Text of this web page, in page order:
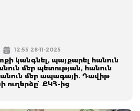
12:55 28-11-2025
կանգնել, պայքարել հանուն
մեր պետության, հանուն
մեր ապագայի. Դավիթ
ուղերձը՝ ՔԿՀ-ից